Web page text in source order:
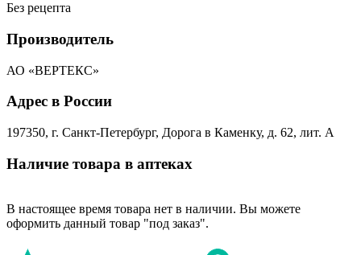
Без рецепта
Производитель
АО «ВЕРТЕКС»
Адрес в России
197350, г. Санкт-Петербург, Дорога в Каменку, д. 62, лит. А
Наличие товара в аптеках
В настоящее время товара нет в наличии. Вы можете
оформить данный товар "под заказ".